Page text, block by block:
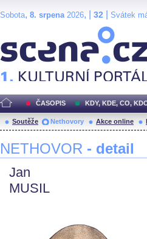
Sobota, 8. srpena2026, | 32 Svátek
ČASOPIS KDY, KDE, CO,
Soutěže Nethovory Akce online
NETHOVOR - detail
Jan
MUSIL